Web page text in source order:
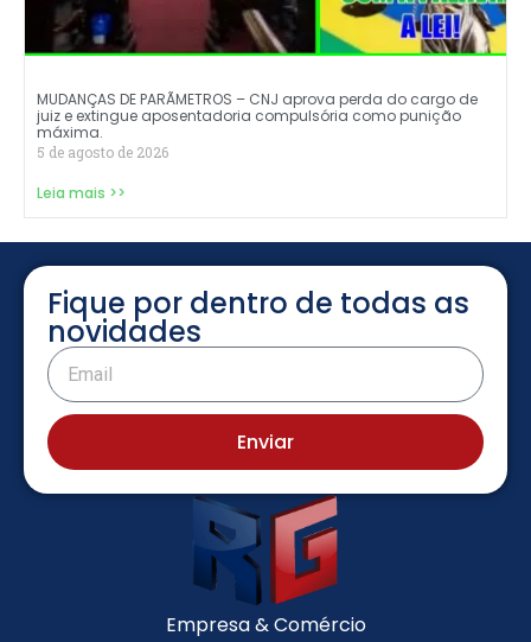
MUDANÇAS DE PARÃMETROS – CNJ aprova perda do cargo de
juiz e extingue aposentadoria compulsória como punição
máxima.
5 de agosto de 2026
Leia mais >>
Fique por dentro de todas as
novidades
Enviar
Empresa & Comércio